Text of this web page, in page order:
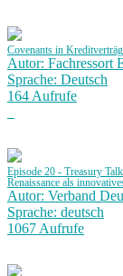
Covenants in
Autor: Fachressort
Sprache: Deutsch
164 Aufrufe
Episode 20 - Treasury
Renaissance als
Autor: Verband
Sprache: deutsch
1067 Aufrufe